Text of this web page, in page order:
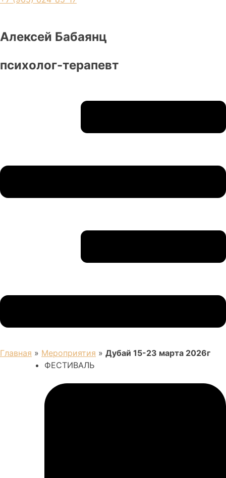
Алексей Бабаянц
психолог-терапевт
Главная » Мероприятия » Дубай 15-23 марта 2026г
ФЕСТИВАЛЬ